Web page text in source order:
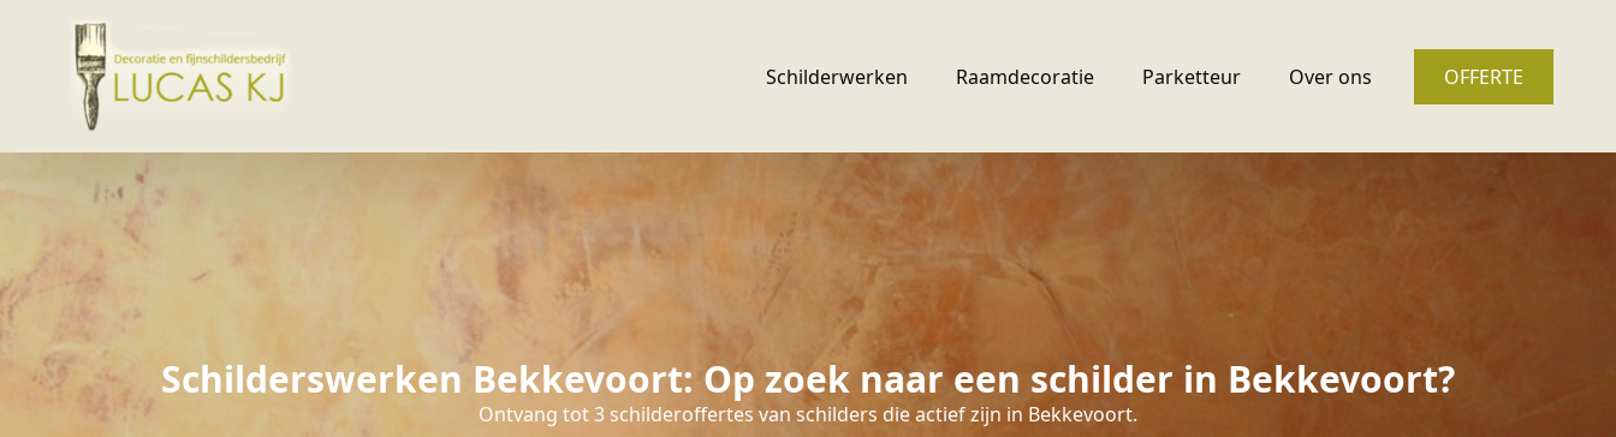
Schilderwerken Raamdecoratie Parketteur Over ons OFFERTE
Schilderswerken Bekkevoort: Op zoek naar een schilder in Bekkevoort?
Ontvang tot 3 schilderoffertes van schilders die actief zijn in Bekkevoort.